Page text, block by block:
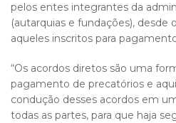
pelos entes integrantes da
(autarquias e fundações), desde
aqueles inscritos para
“Os acordos diretos são uma
pagamento de precatórios e
condução desses acordos em
todas as partes, para que haja